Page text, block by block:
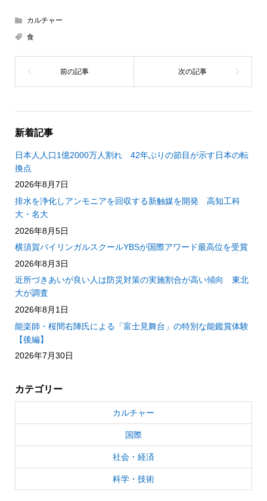
カルチャー
食
新着記事
日本人人口1億2000万人割れ 42年ぶりの節目が示す日本の転
換点
2026年8月7日
排水を浄化しアンモニアを回収する新触媒を開発 高知工科
大・名大
2026年8月5日
横須賀バイリンガルスクールYBSが国際アワード最高位を受賞
2026年8月3日
近所づきあいが良い人は防災対策の実施割合が高い傾向 東北
大が調査
2026年8月1日
能楽師・桜間右陣氏による「富士見舞台」の特別な能鑑賞体験
【後編】
2026年7月30日
カテゴリー
カルチャー
国際
社会・経済
科学・技術